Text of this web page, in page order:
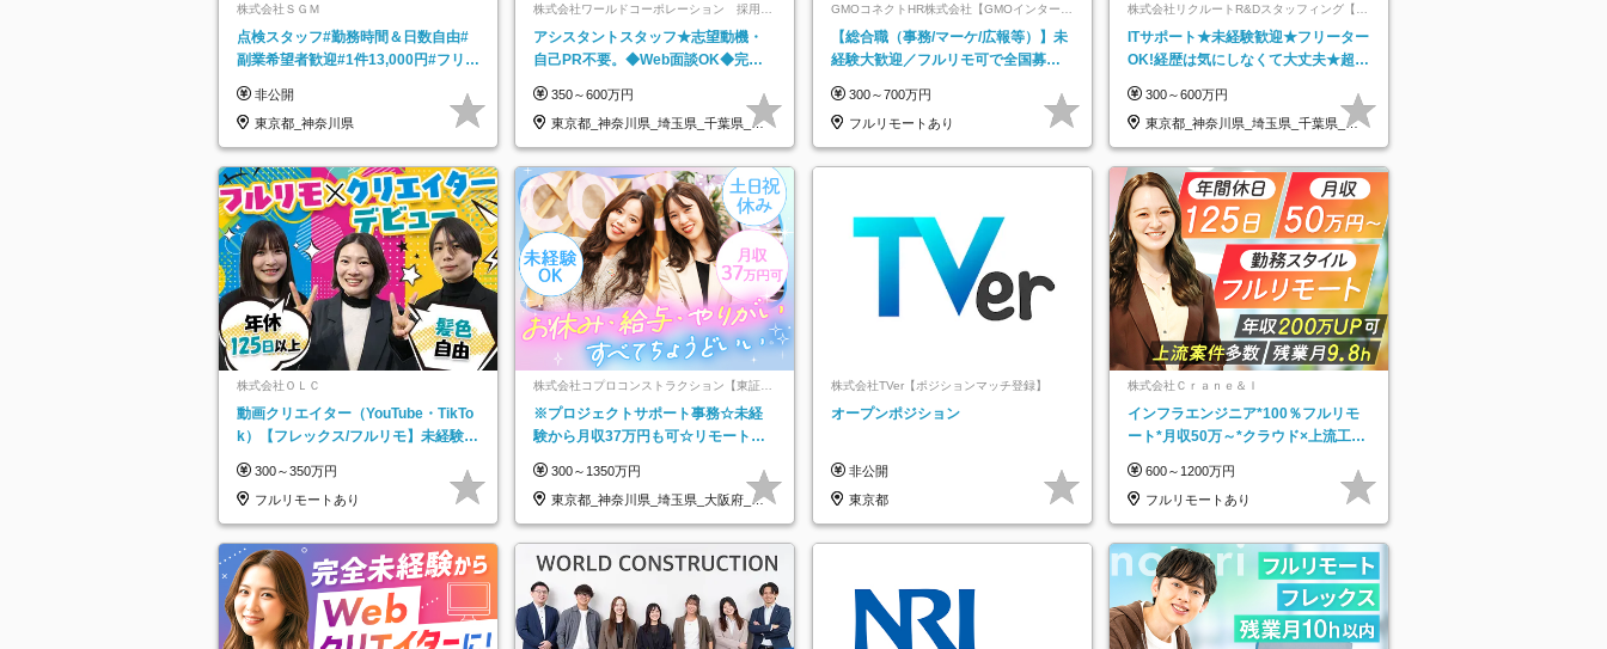
株式会社ＳＧＭ
点検スタッフ#勤務時間＆日数自由#
副業希望者歓迎#1件13,000円#フリー
非公開
東京都_神奈川県
株式会社ワールドコーポレーション 採用事
アシスタントスタッフ★志望動機・
自己PR不要。◆Web面談OK◆完全
350～600万円
東京都_神奈川県_埼玉県_千葉県_大
阪府…
GMOコネクトHR株式会社【GMOインターネ
ットグループ】
【総合職（事務/マーケ/広報等）】未
経験大歓迎／フルリモ可で全国募
★
300～700万円
フルリモートあり
株式会社リクルートR&Dスタッフィング【リ
クルートグループ】
ITサポート★未経験歓迎★フリーター
OK!経歴は気にしなくて大丈夫★超大
300～600万円
東京都_神奈川県_埼玉県_千葉県_大
阪府…
株式会社ＯＬＣ
動画クリエイター（YouTube・TikTo
k）【フレックス/フルリモ】未経験O
300～350万円
フルリモートあり
株式会社コプロコンストラクション【東証プ
ライム上場コプロ・ホールディングス子会
社】
※プロジェクトサポート事務☆未経
験から月収37万円も可☆リモート研
b
300～1350万円
東京都_神奈川県_埼玉県_大阪府_愛
知県…
株式会社TVer【ポジションマッチ登録】
オープンポジション
非公開
東京都
株式会社Ｃｒａｎｅ＆Ｉ
インフラエンジニア*100％フルリモ
ート*月収50万～*クラウド×上流工程
600～1200万円
フルリモートあり